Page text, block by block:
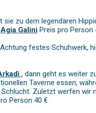
sie zu dem legendären
Agia Galini Preis pro Person
festes Schuhwerk,
, dann geht es weiter
Taverne essen,
Zuletzt werfen wir
Person 40 €